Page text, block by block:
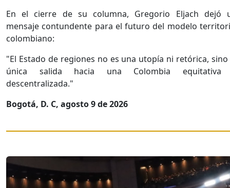
En el cierre de su columna, Gregorio Eljach dejó
mensaje contundente para el futuro del modelo
colombiano:
"El Estado de regiones no es una utopía ni retórica, sino
única salida hacia una Colombia
descentralizada."
Bogotá, D. C, agosto 9 de 2026